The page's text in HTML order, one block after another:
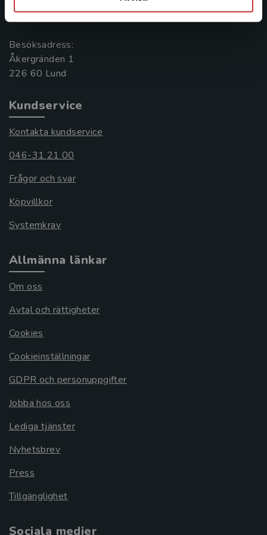
221 00 Lund
Besöksadress:
Åkergränden 1
Kundservice
Kontakta kundservice
046-31 21 00
Frågor och svar
Köpvillkor
Systemkrav
Allmänna länkar
Om oss
Avtal och rättigheter
Cookies
Cookieinställningar
GDPR och personuppgifter
Jobba hos oss
Lediga tjänster
Nyhetsbrev
Press
Tillgänglighet
Sociala medier